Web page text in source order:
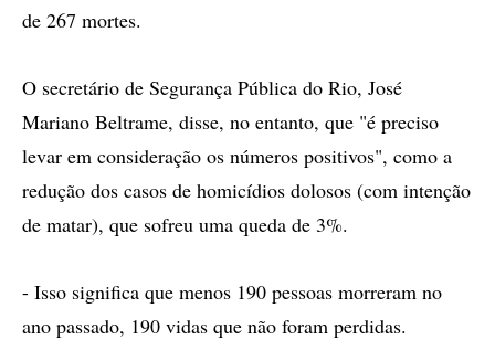
de 267 mortes.
O secretário de Segurança Pública do Rio, José
Mariano Beltrame, disse, no entanto, que "é preciso
levar em consideração os números positivos", como a
redução dos casos de homicídios dolosos (com intenção
de matar), que sofreu uma queda de 3%.
- Isso significa que menos 190 pessoas morreram no
ano passado, 190 vidas que não foram perdidas.